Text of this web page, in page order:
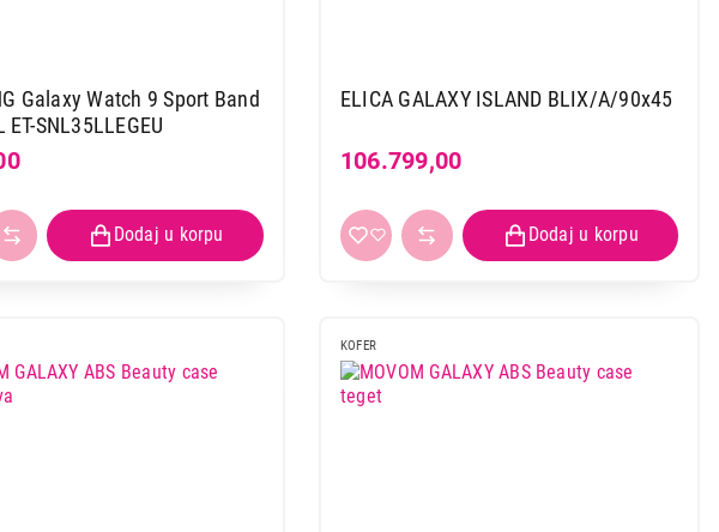
Galaxy Watch 9 Sport Band
SNL35LLEGEU
ELICA GALAXY ISLAND BLIX/A/90x45
106.799,00
KOFER